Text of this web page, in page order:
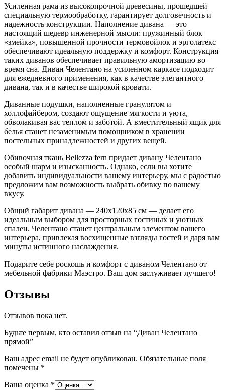
Усиленная рама из высокопрочной древесины, прошедшей
специальную термообработку, гарантирует долговечность и
надежность конструкции. Наполнение дивана — это
настоящий шедевр инженерной мысли: пружинный блок
«змейка», повышенной прочности термовойлок и эрголатекс
обеспечивают идеальную поддержку и комфорт. Конструкция
таких диванов обеспечивает правильную амортизацию во
время сна. Диван Челентано на усиленном каркасе подходит
для ежедневного применения, как в качестве элегантного
дивана, так и в качестве широкой кровати.
Диванные подушки, наполненные гранулятом и
холлофайбером, создают ощущение мягкости и уюта,
обволакивая вас теплом и заботой. А вместительный ящик для
белья станет незаменимым помощником в хранении
постельных принадлежностей и других вещей.
Обивочная ткань Bellezza fern придает дивану Челентано
особый шарм и изысканность. Однако, если вы хотите
добавить индивидуальности вашему интерьеру, мы с радостью
предложим вам возможность выбрать обивку по вашему
вкусу.
Общий габарит дивана — 240х120х85 см — делает его
идеальным выбором для просторных гостиных и уютных
спален. Челентано станет центральным элементом вашего
интерьера, привлекая восхищенные взгляды гостей и даря вам
минуты истинного наслаждения.
Подарите себе роскошь и комфорт с диваном Челентано от
мебельной фабрики Маэстро. Ваш дом заслуживает лучшего!
Отзывы
Отзывов пока нет.
Будьте первым, кто оставил отзыв на “Диван Челентано
прямой”
Ваш адрес email не будет опубликован. Обязательные поля
помечены *
Ваша оценка *